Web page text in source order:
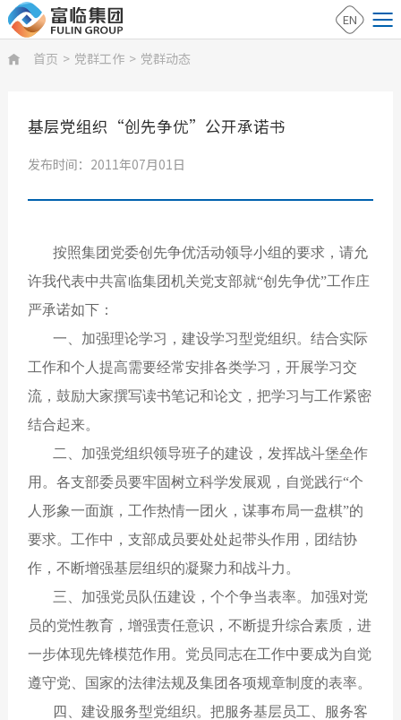
EN
 首页 > 党群工作 > 党群动态
基层党组织“创先争优”公开承诺书
发布时间：2011年07月01日
按照集团党委创先争优活动领导小组的要求，请允
许我代表中共富临集团机关党支部就“创先争优”工作庄
严承诺如下：
一、加强理论学习，建设学习型党组织。结合实际
工作和个人提高需要经常安排各类学习，开展学习交
流，鼓励大家撰写读书笔记和论文，把学习与工作紧密
结合起来。
二、加强党组织领导班子的建设，发挥战斗堡垒作
用。各支部委员要牢固树立科学发展观，自觉践行“个
人形象一面旗，工作热情一团火，谋事布局一盘棋”的
要求。工作中，支部成员要处处起带头作用，团结协
作，不断增强基层组织的凝聚力和战斗力。
三、加强党员队伍建设，个个争当表率。加强对党
员的党性教育，增强责任意识，不断提升综合素质，进
一步体现先锋模范作用。党员同志在工作中要成为自觉
遵守党、国家的法律法规及集团各项规章制度的表率。
四、建设服务型党组织。把服务基层员工、服务客